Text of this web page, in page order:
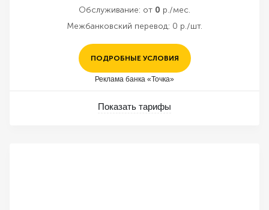
Обслуживание: от 0 р./мес.
Межбанковский перевод: 0 р./шт.
ПОДРОБНЫЕ УСЛОВИЯ
Реклама банка «Точка»
Показать тарифы